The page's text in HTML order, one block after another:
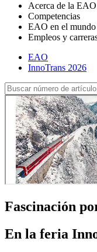
Acerca de la EAO
Competencias
EAO en el mundo
Empleos y
EAO
InnoTrans 2026
Fascinación
En la feria